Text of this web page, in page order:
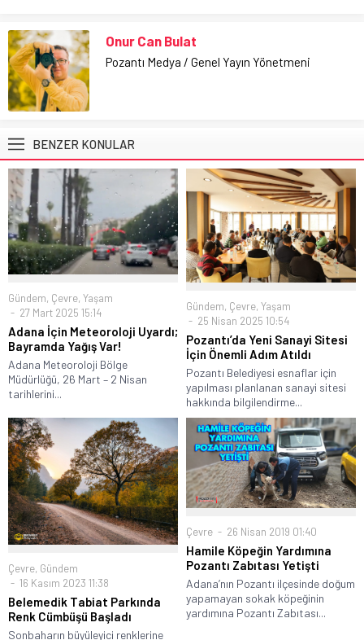
Onur Can Bulat
Pozantı Medya / Genel Yayın Yönetmeni
BENZER KONULAR
Gündem, Çevre, Yaşam
27 Mart 2025 15:14
Adana İçin Meteoroloji Uyardı;
Bayramda Yağış Var!
Adana Meteoroloji Bölge
Müdürlüğü, 26 Mart – 2 Nisan
tarihlerini...
Gündem, Çevre, Yaşam
25 Nisan 2025 10:54
Pozantı’da Yeni Sanayi Sitesi
İçin Önemli Adım Atıldı
Pozantı Belediyesi esnaflar için
yapılması planlanan sanayi sitesi
hakkında bilgilendirme...
Çevre, Gündem
16 Kasım 2023 11:38
Belemedik Tabiat Parkında
Renk Cümbüşü Başladı
Sonbaharın büyüleyici renklerine
Çevre 26 Nisan 2019 01:40
Hamile Köpeğin Yardımına
Pozantı Zabıtası Yetişti
Adana’nın Pozantı ilçesinde doğum
yapamayan sokak köpeğinin
yardımına Pozantı Zabıtası...